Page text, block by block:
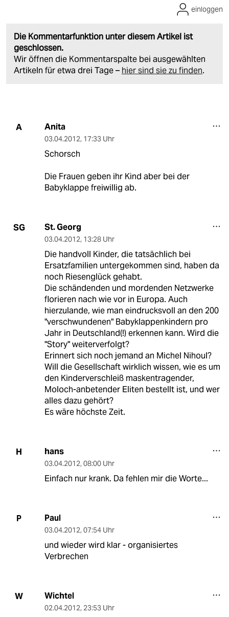
Die Kommentarfunktion unter diesem Artikel ist
geschlossen.
Wir öffnen die Kommentarspalte bei ausgewählten
Artikeln für etwa drei Tage – hier sind sie zu finden.
einloggen
A Anita
03.04.2012, 17:33 Uhr
Schorsch
Die Frauen geben ihr Kind aber bei der
Babyklappe freiwillig ab.
SG St. Georg
03.04.2012, 13:28 Uhr
Die handvoll Kinder, die tatsächlich bei
Ersatzfamilien untergekommen sind, haben da
noch Riesenglück gehabt.
Die schändenden und mordenden Netzwerke
florieren nach wie vor in Europa. Auch
hierzulande, wie man eindrucksvoll an den 200
"verschwundenen" Babyklappenkindern pro
Jahr in Deutschland(!) erkennen kann. Wird die
"Story" weiterverfolgt?
Erinnert sich noch jemand an Michel Nihoul?
Will die Gesellschaft wirklich wissen, wie es um
den Kinderverschleiß maskentragender,
Moloch-anbetender Eliten bestellt ist, und wer
alles dazu gehört?
Es wäre höchste Zeit.
H hans
03.04.2012, 08:00 Uhr
Einfach nur krank. Da fehlen mir die Worte...
P Paul
03.04.2012, 07:54 Uhr
und wieder wird klar - organisiertes
Verbrechen
W Wichtel
02.04.2012, 23:53 Uhr